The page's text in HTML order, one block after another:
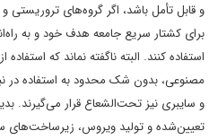
و قابل تأمل باشد، اگر گروه‌های تروریستی
برای کشتار سریع جامعه هدف خود و به
استفاده کنند. البته ناگفته نماند که
مصنوعی، بدون شک محدود به استفاده در
و سایبری نیز تحت‌الشعاع قرار می‌گیرند.
تعیین‌شده و تولید ویروس، زیرساخت‌های